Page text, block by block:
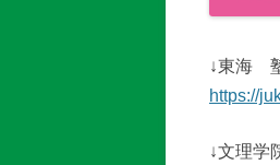
↓東海
https://
↓文理学